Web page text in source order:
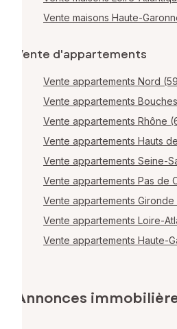
Vente maisons Haute-
Vente d'appartements
Vente appartements Nord
Vente appartements
Vente appartements Rhône
Vente appartements Hauts
Vente appartements Seine-
Vente appartements Pas de
Vente appartements Gironde
Vente appartements Loire-
Vente appartements Haute-
Annonces